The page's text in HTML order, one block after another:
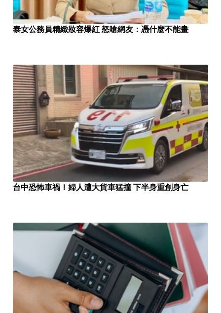
泰女公務員精緻妝容爆紅 怒嗆網友：憑什麼不能畫
台中恐怖車禍！婦人遭大貨車猛撞 下半身重創身亡